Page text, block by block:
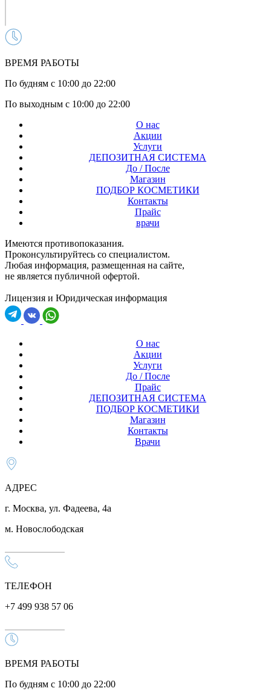
ВРЕМЯ РАБОТЫ
По будням с 10:00 до 22:00
По выходным с 10:00 до 22:00
О нас
Акции
Услуги
ДЕПОЗИТНАЯ СИСТЕМА
До / После
Магазин
ПОДБОР КОСМЕТИКИ
Контакты
Прайс
врачи
Имеются противопоказания.
Проконсультируйтесь со специалистом.
Любая информация, размещенная на сайте,
не является публичной офертой.
Лицензия и Юридическая информация
О нас
Акции
Услуги
До / После
Прайс
ДЕПОЗИТНАЯ СИСТЕМА
ПОДБОР КОСМЕТИКИ
Магазин
Контакты
Врачи
АДРЕС
г. Москва, ул. Фадеева, 4а
м. Новослободская
ТЕЛЕФОН
+7 499 938 57 06
ВРЕМЯ РАБОТЫ
По будням с 10:00 до 22:00